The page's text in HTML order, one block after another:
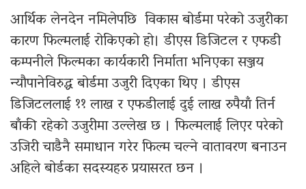
आर्थिक लेनदेन नमिलेपछि विकास बोर्डमा परेको उजुरीका
कारण फिल्मलाई रोकिएको हो। डीएस डिजिटल र एफडी
कम्पनीले फिल्मका कार्यकारी निर्माता भनिएका सञ्जय
न्यौपानेविरुद्ध बोर्डमा उजुरी दिएका थिए । डीएस
डिजिटललाई ११ लाख र एफडीलाई दुई लाख रुपैयाँ तिर्न
बाँकी रहेको उजुरीमा उल्लेख छ । फिल्मलाई लिएर परेको
उजिरी चाडैनै समाधान गरेर फिल्म चल्ने वातावरण बनाउन
अहिले बोर्डका सदस्यहरु प्रयासरत छन ।